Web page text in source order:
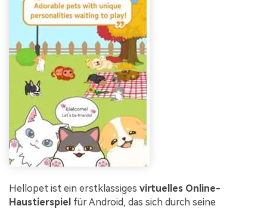
Hellopet ist ein erstklassiges virtuelles Online-
Haustierspiel für Android, das sich durch seine